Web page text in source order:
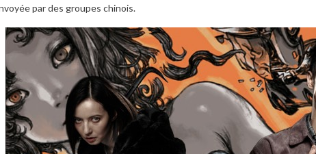
par des groupes chinois.